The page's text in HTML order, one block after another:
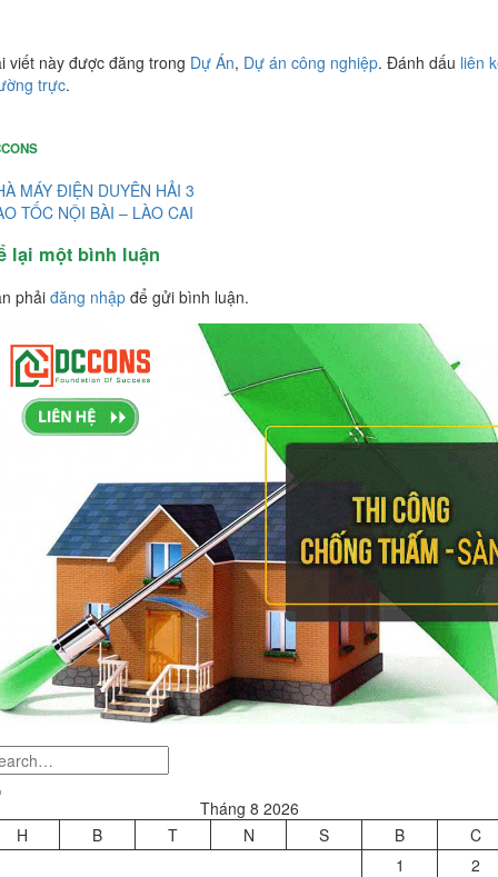
viết này được đăng trong Dự Án, Dự án công nghiệp. Đánh dấu liên
trực.
MÁY ĐIỆN DUYÊN HẢI 3
TỐC NỘI BÀI – LÀO CAI
lại một bình luận
phải đăng nhập để gửi bình luận.
Tháng 8 2026
H
B T N S B
C
1
2